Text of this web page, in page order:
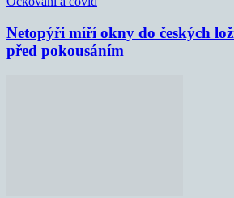
Netopýři míří okny do českých
před pokousáním